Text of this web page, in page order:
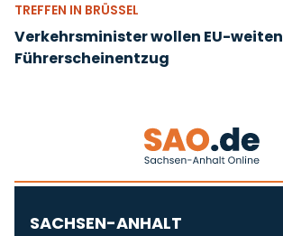
TREFFEN IN BRÜSSEL
Verkehrsminister wollen EU-weiten
Führerscheinentzug
SACHSEN-ANHALT